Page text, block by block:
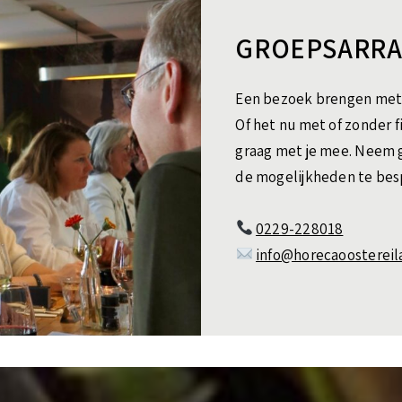
Een bezoek brengen
Of het nu met of zonder
graag met je mee.
de mogelijkheden te
0229-228018